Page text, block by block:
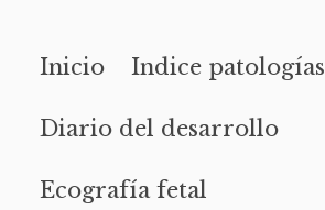
Inicio Indice patologías
Diario del desarrollo
Ecografía fetal